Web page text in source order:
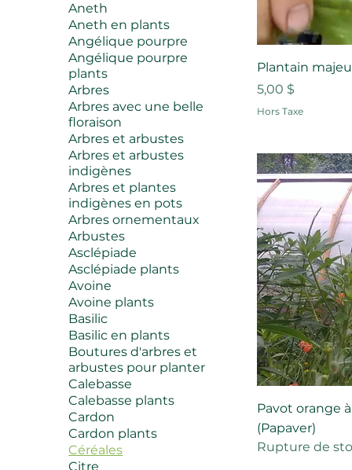
Aneth
Aneth en plants
Angélique pourpre
Angélique pourpre
plants
Arbres
Arbres avec une belle
floraison
Arbres et arbustes
Arbres et arbustes
indigènes
Arbres et plantes
indigènes en pots
Arbres ornementaux
Arbustes
Asclépiade
Asclépiade plants
Avoine
Avoine plants
Basilic
Basilic en plants
Boutures d'arbres et
arbustes pour planter
Calebasse
Calebasse plants
Cardon
Cardon plants
Céréales
Citre
Plantain
Prix
5,00 $
Hors Taxe
Pavot orange
(Papaver)
Rupture de